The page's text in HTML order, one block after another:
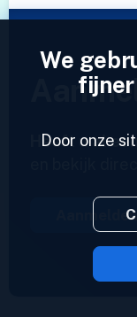
Heeft u al
en bekijk
Aanmelden
We
Door onze